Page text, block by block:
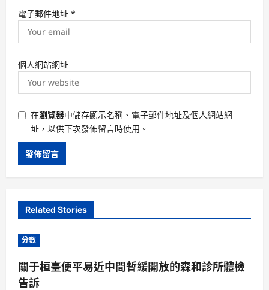
電子郵件地址 *
個人網站網址
在瀏覽器中儲存顯示名稱、電子郵件地址及個人網站網
址，以供下次發佈留言時使用。
Related Stories
分數
關于桓臺便平易近中間暫緩開放的森和診所體檢
告訴